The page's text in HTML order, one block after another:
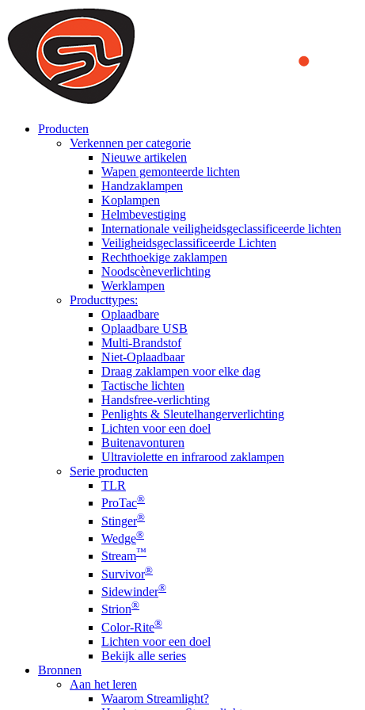
We use cookies to ensure that we provide you the best experience on
you a better experience. To learn more or to find out how you can
ACCEPT AND CLOSE
Producten
Verkennen per categorie
Nieuwe artikelen
Wapen gemonteerde lichten
Handzaklampen
Koplampen
Helmbevestiging
Internationale veiligheidsgeclassificeerde lichten
Veiligheidsgeclassificeerde Lichten
Rechthoekige zaklampen
Noodscèneverlichting
Werklampen
Producttypes:
Oplaadbare
Oplaadbare USB
Multi-Brandstof
Niet-Oplaadbaar
Draag zaklampen voor elke dag
Tactische lichten
Handsfree-verlichting
Penlights & Sleutelhangerverlichting
Lichten voor een doel
Buitenavonturen
Ultraviolette en infrarood zaklampen
Serie producten
TLR
ProTac®
Stinger®
Wedge®
Stream™
Survivor®
Sidewinder®
Strion®
Color-Rite®
Lichten voor een doel
Bekijk alle series
Bronnen
Aan het leren
Waarom Streamlight?